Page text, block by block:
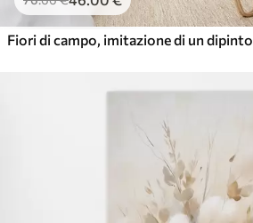
Fiori di campo, imitazione di un dipinto